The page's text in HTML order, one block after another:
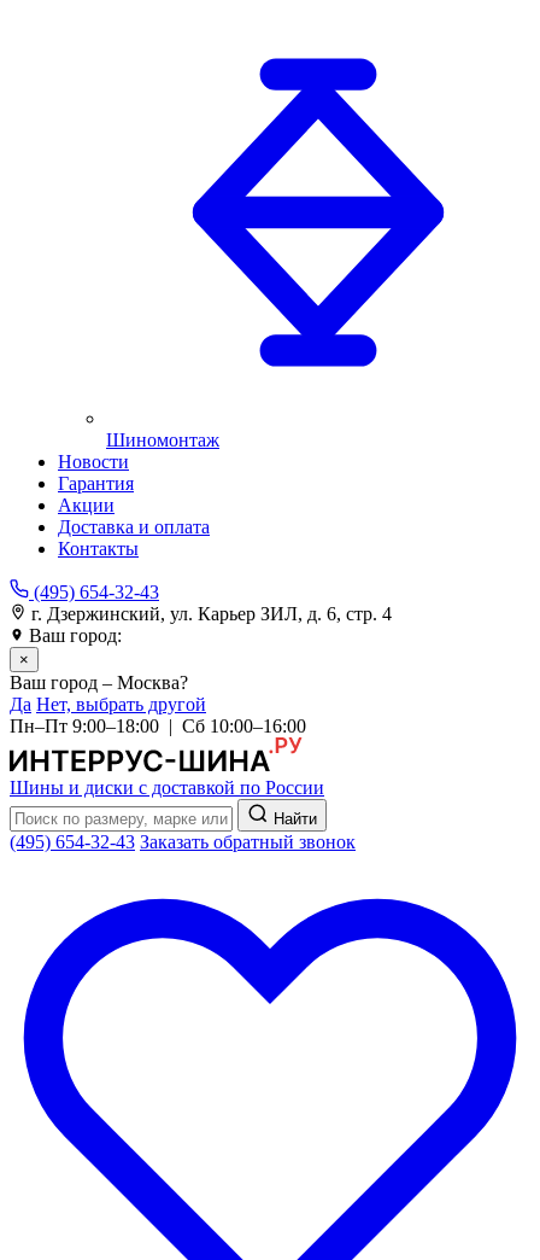
Шиномонтаж
Новости
Гарантия
Акции
Доставка и оплата
Контакты
(495) 654-32-43
г. Дзержинский, ул. Карьер ЗИЛ, д. 6, стр. 4
Ваш город:
×
Ваш город – Москва?
Да Нет, выбрать другой
Пн–Пт 9:00–18:00 | Сб 10:00–16:00
Шины и диски с доставкой по России
Найти
(495) 654-32-43 Заказать обратный звонок